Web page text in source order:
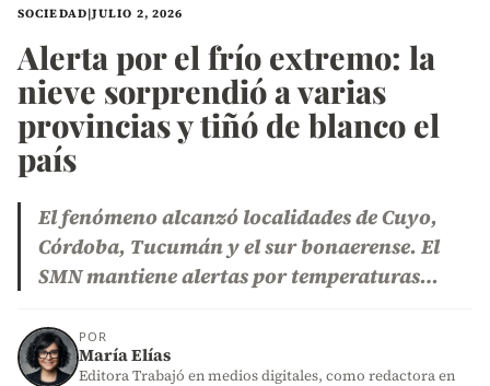
SOCIEDAD|JULIO 2, 2026
Alerta por el frío extremo: la
nieve sorprendió a varias
provincias y tiñó de blanco el
país
El fenómeno alcanzó localidades de Cuyo,
Córdoba, Tucumán y el sur bonaerense. El
SMN mantiene alertas por temperaturas…
POR
María Elías
Editora Trabajó en medios digitales, como redactora en